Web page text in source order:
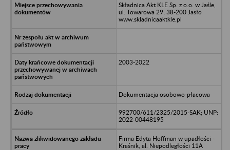
Składnica Akt KLE Sp. z o.o. w Jaśle,
ul. Towarowa 29; 38-200 Jasło
www.skladnicaaktkle.pl
2003-2022
Dokumentacja osobowo-płacowa
992700/611/2325/2015-SAK; UNP:
2022-00448195
Firma Edyta Hoffman w upadłości -
Kraśnik, al. Niepodległości 11A